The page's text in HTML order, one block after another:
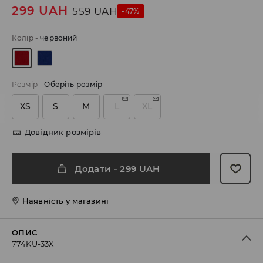
299 UAH 559 UAH -47%
Колір-червоний
Розмір-Оберіть розмір
XS S M L XL
Довідник розмірів
Додати -299 UAH
Наявність у магазині
ОПИС
774KU-33X